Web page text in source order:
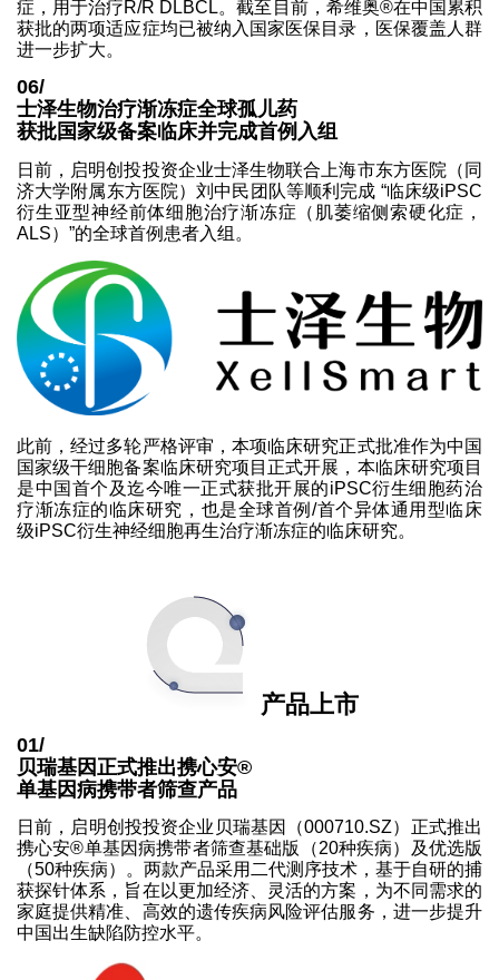
症，用于治疗R/R DLBCL。截至目前，希维奥®在中国累积
获批的两项适应症均已被纳入国家医保目录，医保覆盖人群
进一步扩大。
06/
士泽生物治疗渐冻症全球孤儿药
获批国家级备案临床并完成首例入组
日前，启明创投投资企业士泽生物联合上海市东方医院（同
济大学附属东方医院）刘中民团队等顺利完成 “临床级iPSC
衍生亚型神经前体细胞治疗渐冻症（肌萎缩侧索硬化症，
ALS）”的全球首例患者入组。
此前，经过多轮严格评审，本项临床研究正式批准作为中国
国家级干细胞备案临床研究项目正式开展，本临床研究项目
是中国首个及迄今唯一正式获批开展的iPSC衍生细胞药治
疗渐冻症的临床研究，也是全球首例/首个异体通用型临床
级iPSC衍生神经细胞再生治疗渐冻症的临床研究。
产品上市
01/
贝瑞基因正式推出携心安®
单基因病携带者筛查产品
日前，启明创投投资企业贝瑞基因（000710.SZ）正式推出
携心安®单基因病携带者筛查基础版（20种疾病）及优选版
（50种疾病）。两款产品采用二代测序技术，基于自研的捕
获探针体系，旨在以更加经济、灵活的方案，为不同需求的
家庭提供精准、高效的遗传疾病风险评估服务，进一步提升
中国出生缺陷防控水平。